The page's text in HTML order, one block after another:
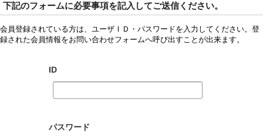
下記のフォームに必要事項を記入してご送信ください。
会員登録されている方は、ユーザＩＤ・パスワードを入力してください。登
録された会員情報をお問い合わせフォームへ呼び出すことが出来ます。
ID
パスワード